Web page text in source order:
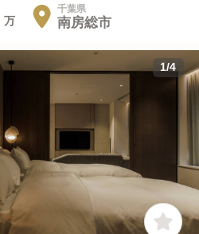
千葉県
南房総市
1/4